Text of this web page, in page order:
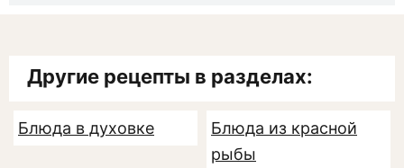
Другие рецепты в разделах:
Блюда в духовке
Блюда из красной
рыбы